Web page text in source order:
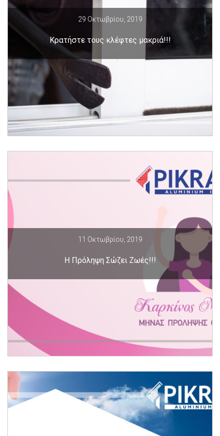
29 Οκτωβρίου, 2019
Κρατήστε τους κλέφτες μακριά!!!
11 Οκτωβρίου, 2019
Η Πρόληψη Σώζει Ζωές!!!